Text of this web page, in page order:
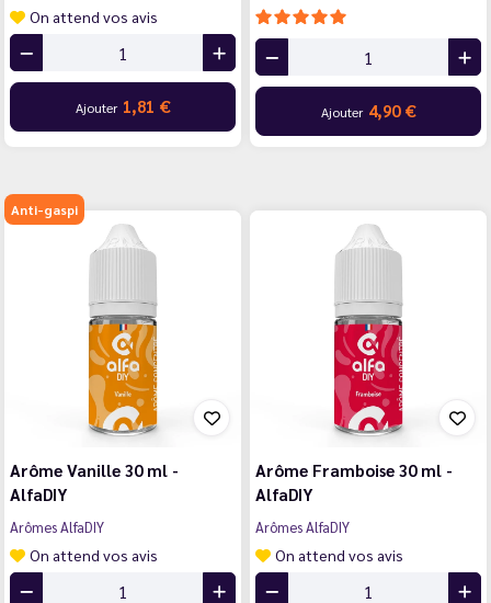
On attend vos avis
Ajouter 1,81 € Ajouter 4,90 €
Anti-gaspi
Arôme Vanille 30 ml -
AlfaDIY
Arômes AlfaDIY
On attend vos avis
Arôme Framboise 30 ml -
AlfaDIY
Arômes AlfaDIY
On attend vos avis